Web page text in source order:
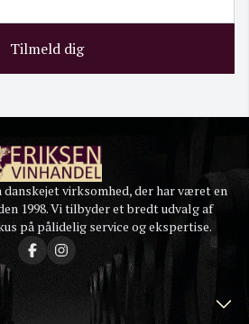
Tilmeld dig
danskejet virksomhed, der har været en
1998. Vi tilbyder et bredt udvalg af
på pålidelig service og ekspertise.